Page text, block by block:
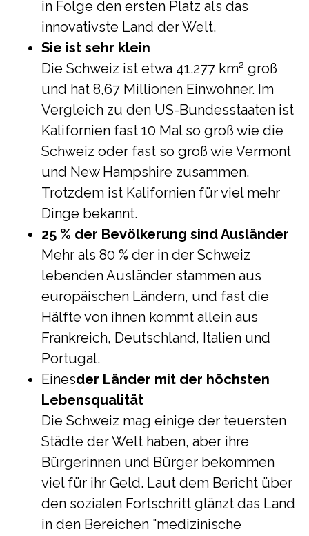
in Folge den ersten Platz als das
innovativste Land der Welt.
Sie ist sehr klein
Die Schweiz ist etwa 41.277 km² groß
und hat 8,67 Millionen Einwohner. Im
Vergleich zu den US-Bundesstaaten ist
Kalifornien fast 10 Mal so groß wie die
Schweiz oder fast so groß wie Vermont
und New Hampshire zusammen.
Trotzdem ist Kalifornien für viel mehr
Dinge bekannt.
25 % der Bevölkerung sind Ausländer
Mehr als 80 % der in der Schweiz
lebenden Ausländer stammen aus
europäischen Ländern, und fast die
Hälfte von ihnen kommt allein aus
Frankreich, Deutschland, Italien und
Portugal.
Einesder Länder mit der höchsten
Lebensqualität
Die Schweiz mag einige der teuersten
Städte der Welt haben, aber ihre
Bürgerinnen und Bürger bekommen
viel für ihr Geld. Laut dem Bericht über
den sozialen Fortschritt glänzt das Land
in den Bereichen "medizinische